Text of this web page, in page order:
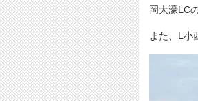
岡大濠LC
また、L小